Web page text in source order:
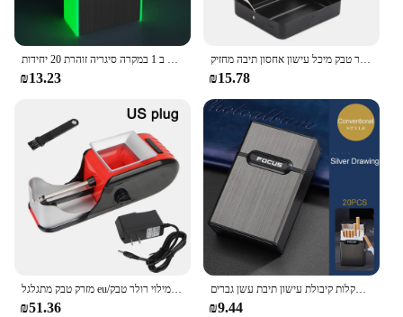
חדש 2 ב 1 במקרה סיגריה זוהרת 20 יחידות USB נטענת סיגריה אלקטרונית
₪13.23
אוטומטי מתגלגל מכונת סיגריות יצרנית מקרה שחור פח מקרה מתכת רולר טבק מיכל עישון אחסון תיבה מחזיק
₪15.78
מזרק טבק מתגלגל eu/לנו תקע סיגריה מתגלגל מכונת עישון מילוי רולר טבק
₪51.36
תיבת הסיגריה ניידת עמיד למים עמיד למים 20 מקלות קיבולת עישון תיבת עשן גברים
₪9.44